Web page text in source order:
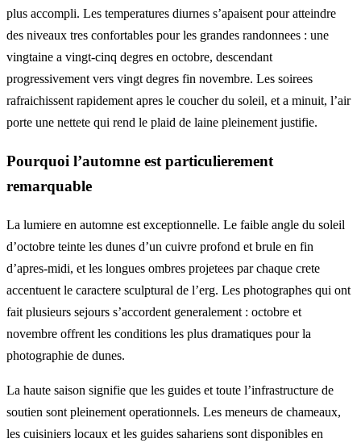
plus accompli. Les temperatures diurnes s’apaisent pour atteindre
des niveaux tres confortables pour les grandes randonnees : une
vingtaine a vingt-cinq degres en octobre, descendant
progressivement vers vingt degres fin novembre. Les soirees
rafraichissent rapidement apres le coucher du soleil, et a minuit, l’air
porte une nettete qui rend le plaid de laine pleinement justifie.
Pourquoi l’automne est particulierement
remarquable
La lumiere en automne est exceptionnelle. Le faible angle du soleil
d’octobre teinte les dunes d’un cuivre profond et brule en fin
d’apres-midi, et les longues ombres projetees par chaque crete
accentuent le caractere sculptural de l’erg. Les photographes qui ont
fait plusieurs sejours s’accordent generalement : octobre et
novembre offrent les conditions les plus dramatiques pour la
photographie de dunes.
La haute saison signifie que les guides et toute l’infrastructure de
soutien sont pleinement operationnels. Les meneurs de chameaux,
les cuisiniers locaux et les guides sahariens sont disponibles en